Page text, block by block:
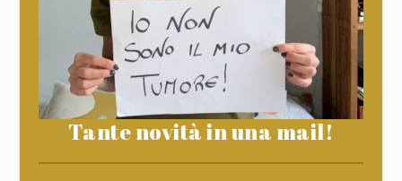
Tante novità in una mail!